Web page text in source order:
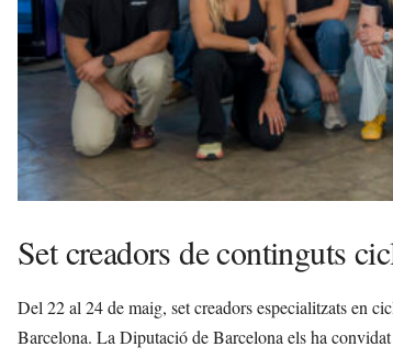
Set creadors de continguts
Del 22 al 24 de maig, set creadors especialitzats en
Barcelona. La Diputació de Barcelona els ha